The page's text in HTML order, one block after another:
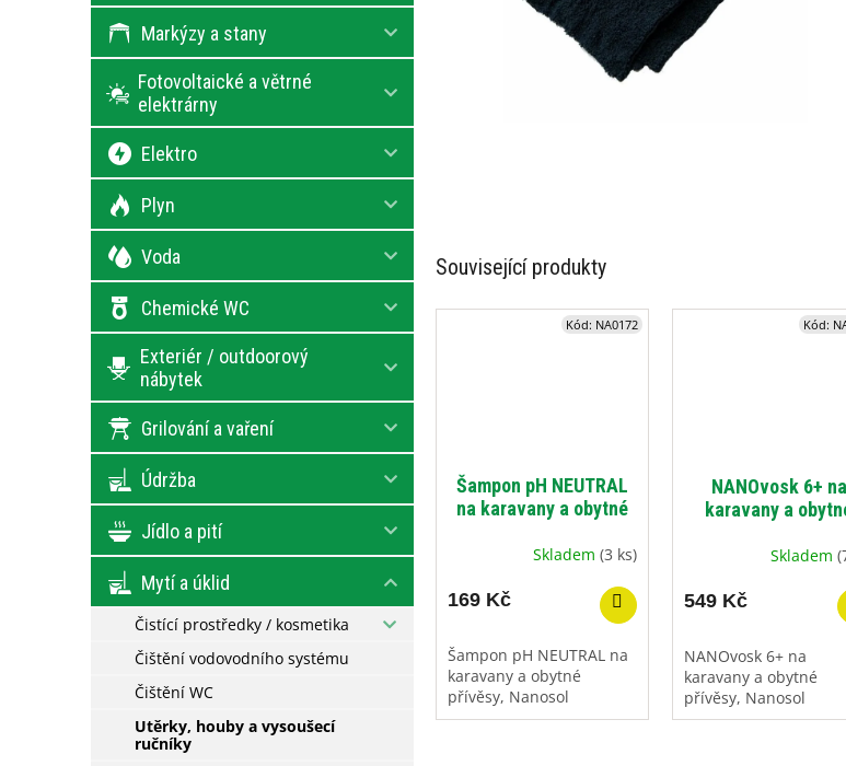
Markýzy a stany
Fotovoltaické a větrné
elektrárny
Elektro
Plyn
Voda
Chemické WC
Exteriér / outdoorový
nábytek
Grilování a vaření
Údržba
Jídlo a pití
Mytí a úklid
Čistící prostředky / kosmetika
Čištění vodovodního systému
Čištění WC
Utěrky, houby a vysoušecí
ručníky
Související produkty
Šampon pH NEUTRAL
na karavany a obytné
Skladem (3 ks)
169 Kč
Šampon pH NEUTRAL na
karavany a obytné
přívěsy, Nanosol
Kód: NA0172
NANOvosk 6+ na
karavany a
Skladem
549 Kč
NANOvosk 6+ na
karavany a obytné
přívěsy, Nanosol
Kód: